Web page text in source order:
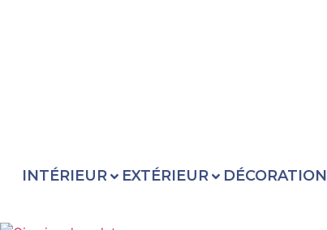
INTÉRIEUR EXTÉRIEUR DÉCORATION